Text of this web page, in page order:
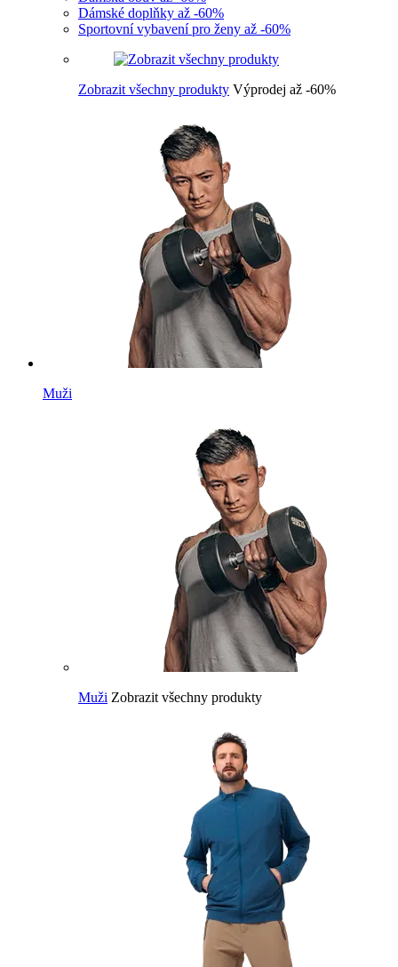
Dámské doplňky až -60%
Sportovní vybavení pro ženy až -60%
Zobrazit všechny produkty Výprodej až -60%
Muži
Muži Zobrazit všechny produkty